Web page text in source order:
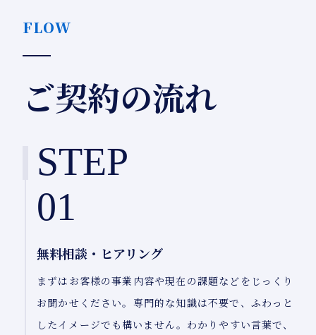
FLOW
ご契約の流れ
STEP
01
無料相談・ヒアリング
まずはお客様の事業内容や現在の課題などをじっくり
お聞かせください。専門的な知識は不要で、ふわっと
したイメージでも構いません。わかりやすい言葉で、